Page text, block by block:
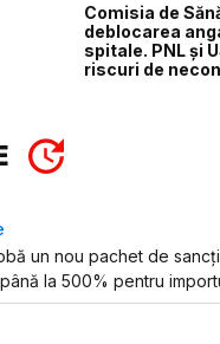
Comisia de
deblocarea
spitale. PNL și
riscuri de
un nou pachet de
la 500% pentru